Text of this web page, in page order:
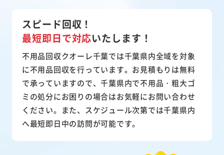
スピード回収！
最短即日で対応いたします！
不用品回収クオーレ千葉では千葉県内全域を対象
に不用品回収を行っています。お見積もりは無料
で承っていますので、千葉県内で不用品・粗大ゴ
ミの処分にお困りの場合はお気軽にお問い合わせ
ください。また、スケジュール次第では千葉県内
へ最短即日中の訪問が可能です。